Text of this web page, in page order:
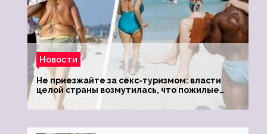
Новости
Не приезжайте за секс-туризмом: власти
целой страны возмутилась, что пожилые
туристки массово едут к ним, чтобы
обзавестись молодыми любовниками